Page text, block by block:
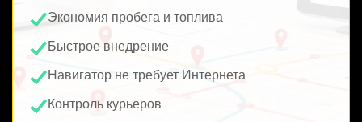
Экономия пробега и топлива
Быстрое внедрение
Навигатор не требует Интернета
Контроль курьеров